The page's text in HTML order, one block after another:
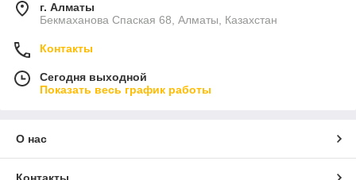
г. Алматы
Бекмаханова Спаская 68, Алматы, Казахстан
Контакты
Сегодня выходной
Показать весь график работы
О нас